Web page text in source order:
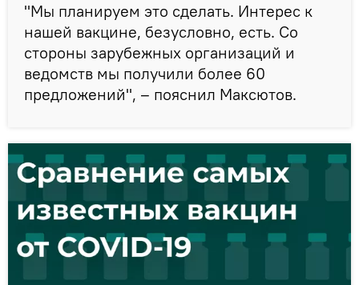
"Мы планируем это сделать. Интерес к
нашей вакцине, безусловно, есть. Со
стороны зарубежных организаций и
ведомств мы получили более 60
предложений", – пояснил Максютов.